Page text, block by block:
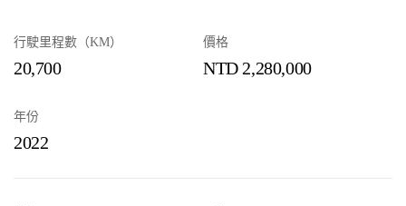
行駛里程數（KM）
20,700
價格
NTD 2,280,000
年份
2022